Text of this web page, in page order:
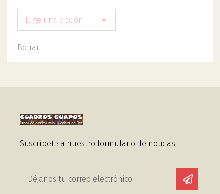
Elige una opción
Borrar
Suscríbete a nuestro formulario de noticias